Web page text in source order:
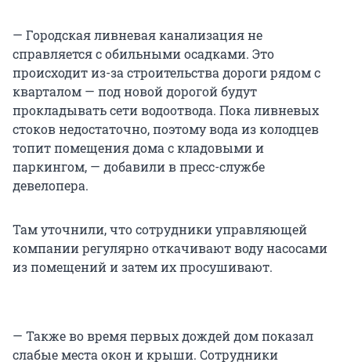
— Городская ливневая канализация не
справляется с обильными осадками. Это
происходит из-за строительства дороги рядом с
кварталом — под новой дорогой будут
прокладывать сети водоотвода. Пока ливневых
стоков недостаточно, поэтому вода из колодцев
топит помещения дома с кладовыми и
паркингом, — добавили в пресс-службе
девелопера.
Там уточнили, что сотрудники управляющей
компании регулярно откачивают воду насосами
из помещений и затем их просушивают.
— Также во время первых дождей дом показал
слабые места окон и крыши. Сотрудники